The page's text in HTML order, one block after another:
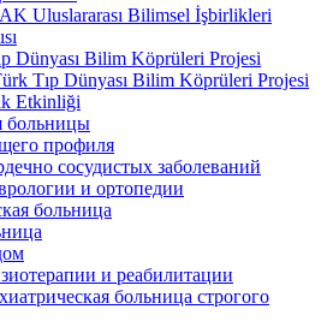
Uluslararası Bilimsel İşbirlikleri
Dünyası Bilim Köprüleri Projesi
Tıp Dünyası Bilim Köprüleri Projesi
Etkinliği
больницы
профиля
сосудистых заболеваний
и ортопедии
больница
и реабилитации
больница строгого